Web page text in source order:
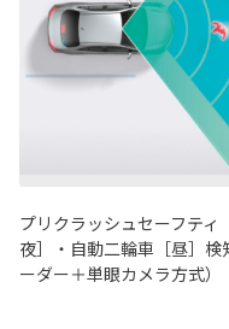
プリクラッシュセーフテ
夜］・自動二輪車［昼］
ーダー＋単眼カメラ方式）